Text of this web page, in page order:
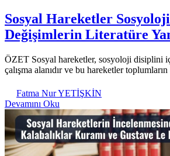
Sosyal Hareketler
Değişimlerin Literatüre
ÖZET Sosyal hareketler, sosyoloji disiplini
çalışma alanıdır ve bu hareketler
Fatma Nur YETİŞKİN
Devamını Oku